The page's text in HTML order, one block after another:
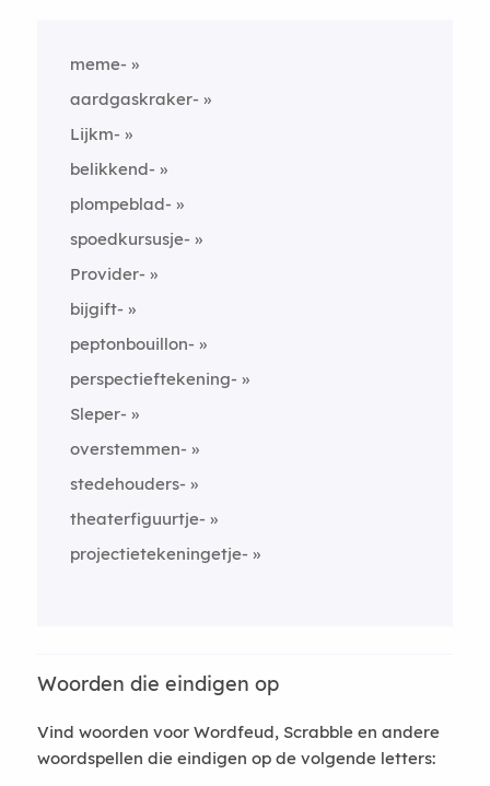
meme-
aardgaskraker-
Lijkm-
belikkend-
plompeblad-
spoedkursusje-
Provider-
bijgift-
peptonbouillon-
perspectieftekening-
Sleper-
overstemmen-
stedehouders-
theaterfiguurtje-
projectietekeningetje-
Woorden die eindigen op
Vind woorden voor Wordfeud, Scrabble en andere
woordspellen die eindigen op de volgende letters: